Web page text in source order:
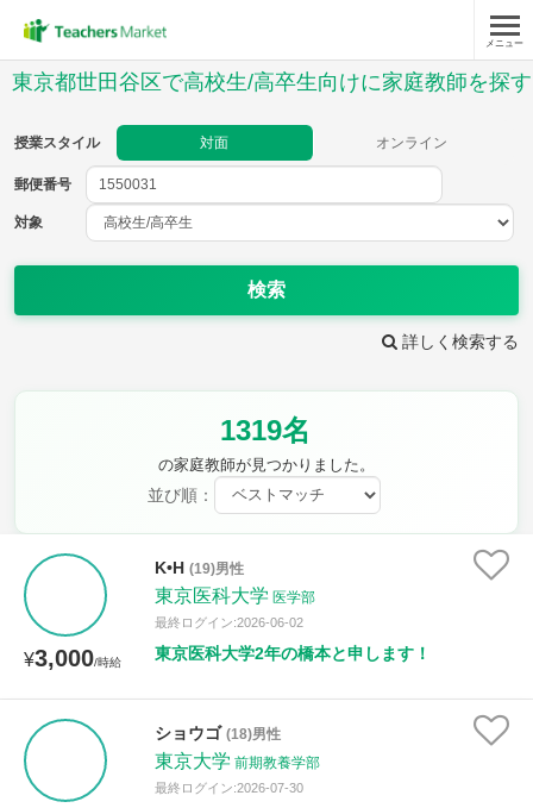
メニュー
東京都世田谷区で高校生/高卒生向けに家庭教師を探す
授業スタイル 対面 オンライン
郵便番号
対象
検索
詳しく検索する
1319名
の家庭教師が見つかりました。
並び順：
¥3,000/時給
K•H (19)男性
東京医科大学 医学部
最終ログイン:2026-06-02
東京医科大学2年の橋本と申します！
ショウゴ (18)男性
東京大学 前期教養学部
最終ログイン:2026-07-30
郵便番号
教科
英語(リスニング)
数学A 数学B 数学C 現代文
世界史 日本史 地理 現代社会
政治経済 小論文 美術 書道
時給：¥1,000 ～ ¥10,000